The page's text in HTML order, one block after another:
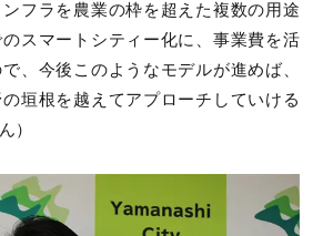
フラを農業の枠を超えた複数の用途
スマートシティー化に、事業費を活
、今後このようなモデルが進めば、
垣根を越えてアプローチしていける
）